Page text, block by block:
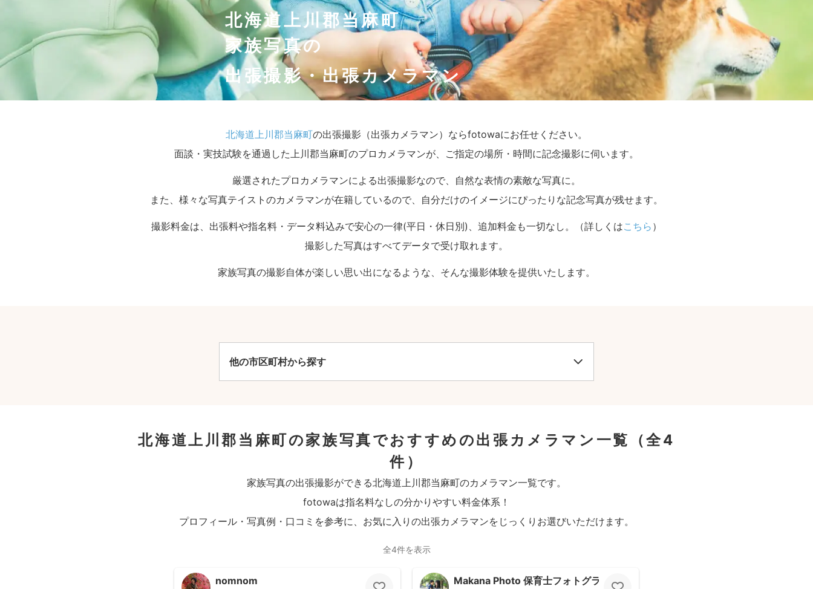
北海道上川郡当麻町
家族写真の
出張撮影・出張カメラマン
北海道上川郡当麻町の出張撮影（出張カメラマン）ならfotowaにお任せください。
面談・実技試験を通過した上川郡当麻町のプロカメラマンが、ご指定の場所・時間に記念撮影に伺います。
厳選されたプロカメラマンによる出張撮影なので、自然な表情の素敵な写真に。
また、様々な写真テイストのカメラマンが在籍しているので、自分だけのイメージにぴったりな記念写真が残せます。
撮影料金は、出張料や指名料・データ料込みで安心の一律(平日・休日別)、追加料金も一切なし。（詳しくはこちら ）
撮影した写真はすべてデータで受け取れます。
家族写真の撮影自体が楽しい思い出になるような、そんな撮影体験を提供いたします。
他の市区町村から探す
北海道上川郡当麻町の家族写真でおすすめの出張カメラマン一覧
（全4
件）
家族写真の出張撮影ができる北海道上川郡当麻町のカメラマン一覧です。
fotowaは指名料なしの分かりやすい料金体系！
プロフィール・写真例・口コミを参考に、お気に入りの出張カメラマンをじっくりお選びいただけます。
全4件を表示
nomnom Makana Photo 保育士フォトグラファー